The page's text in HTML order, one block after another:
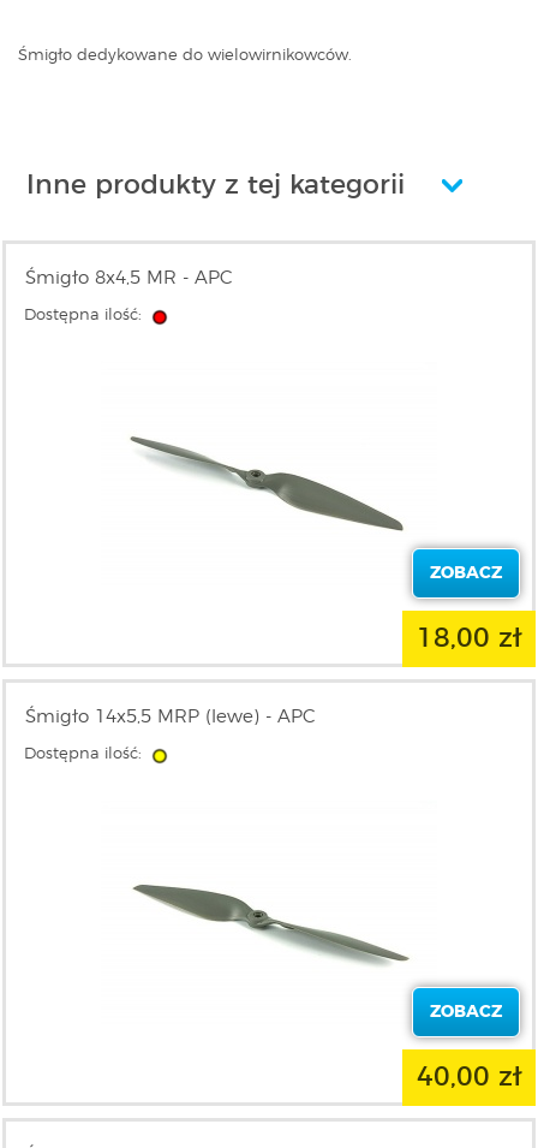
Śmigło dedykowane do wielowirnikowców.
Inne produkty z tej kategorii
Śmigło 8x4,5 MR - APC
Dostępna ilość:
ZOBACZ
18,00 zł
Śmigło 14x5,5 MRP (lewe) - APC
Dostępna ilość:
ZOBACZ
40,00 zł